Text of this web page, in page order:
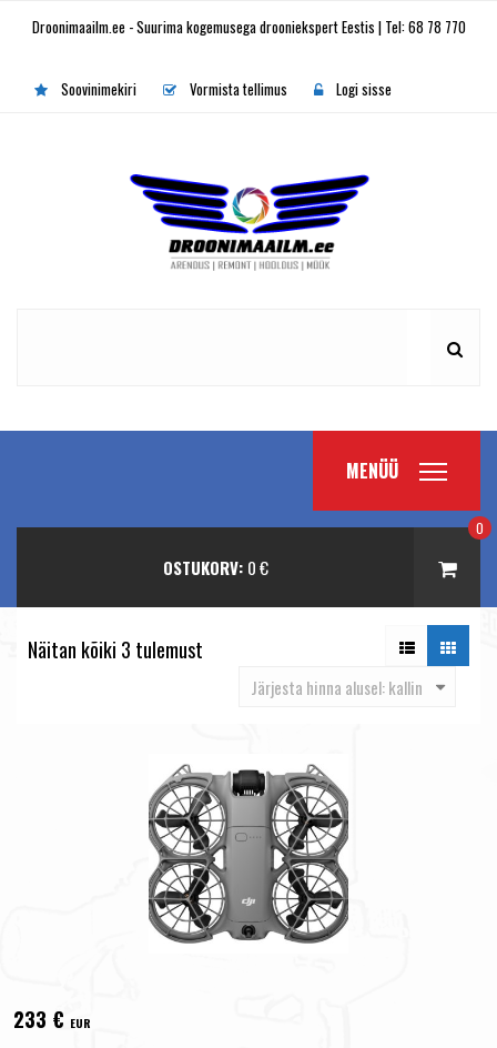
Droonimaailm.ee - Suurima kogemusega drooniekspert Eestis | Tel: 68 78 770
Soovinimekiri Vormista tellimus Logi sisse
MENÜÜ
OSTUKORV: 0€
0
Näitan kõiki 3 tulemust
233 € EUR